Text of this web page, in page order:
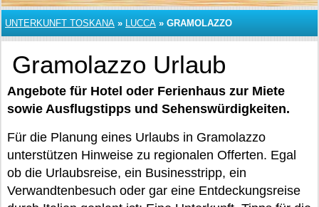
UNTERKUNFT TOSKANA » LUCCA » GRAMOLAZZO
Gramolazzo Urlaub
Angebote für Hotel oder Ferienhaus zur Miete
sowie Ausflugstipps und Sehenswürdigkeiten.
Für die Planung eines Urlaubs in Gramolazzo
unterstützen Hinweise zu regionalen Offerten. Egal
ob die Urlaubsreise, ein Businesstripp, ein
Verwandtenbesuch oder gar eine Entdeckungsreise